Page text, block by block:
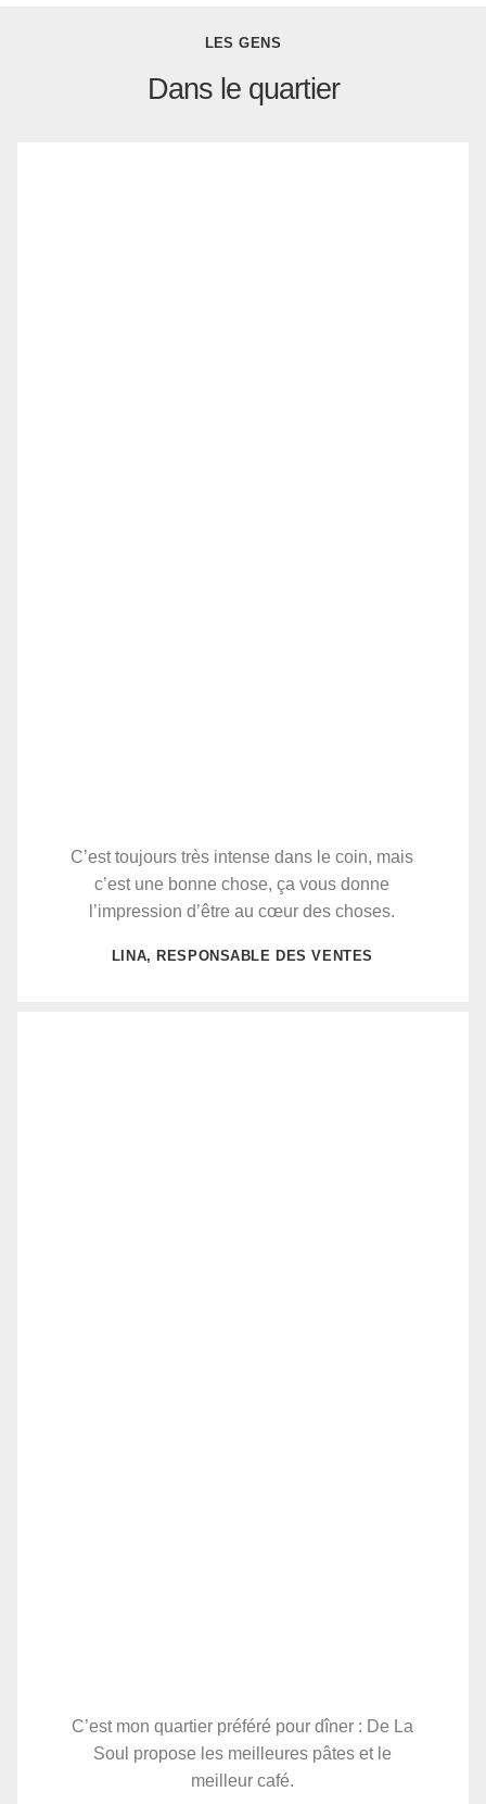
LES GENS
Dans le quartier
C’est toujours très intense dans le coin, mais
c’est une bonne chose, ça vous donne
l’impression d’être au cœur des choses.
LINA, RESPONSABLE DES VENTES
C’est mon quartier préféré pour dîner : De La
Soul propose les meilleures pâtes et le
meilleur café.